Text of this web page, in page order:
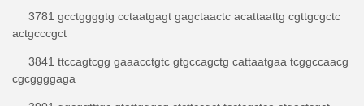
3781 gcctggggtg cctaatgagt gagctaactc acattaattg cgttgcgctc
actgcccgct
3841 ttccagtcgg gaaacctgtc gtgccagctg cattaatgaa tcggccaacg
cgcggggaga